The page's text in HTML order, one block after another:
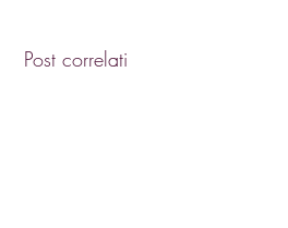
Post correlati